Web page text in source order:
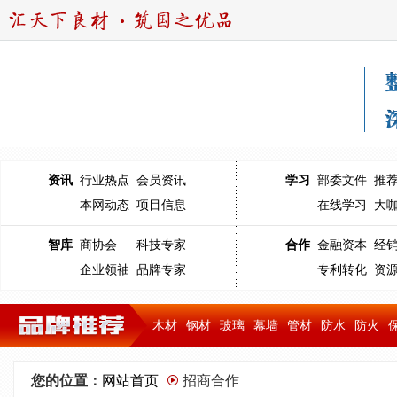
资讯 行业热点 会员资讯
本网动态 项目信息
学习 部委文件 推
在线学习
大
智库 商协会
科技专家
企业领袖 品牌专家
合作 金融资本 经
专利转化 资
木材 钢材 玻璃 幕墙 管材 防水 防火
您的位置： 网站首页 招商合作